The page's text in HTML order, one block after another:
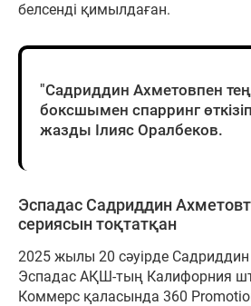
белсенді қимылдаған.
"Садриддин Ахметовпен тең
боксшымен спарринг
жазды Ілияс Оралбеков.
Эспадас Садриддин
сериясын тоқтатқан
2025 жылы 20 сәуірде
Эспадас АҚШ-тың Калифорния
Коммерс қаласында 360